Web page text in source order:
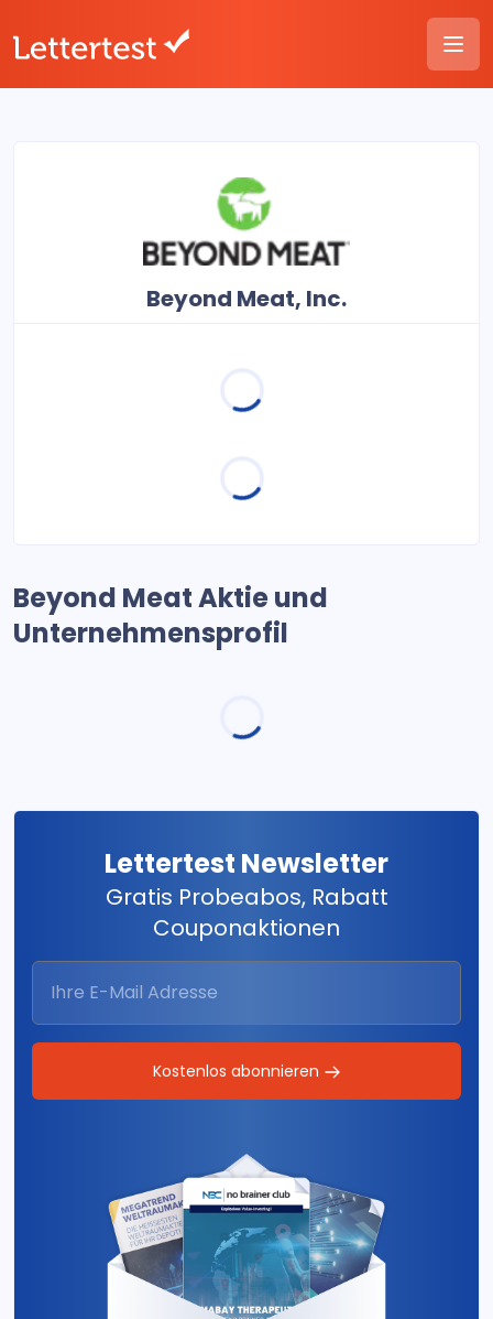
Beyond Meat, Inc.
Beyond Meat Aktie und
Unternehmensprofil
Lettertest Newsletter
Gratis Probeabos, Rabatt
Couponaktionen
Kostenlos abonnieren